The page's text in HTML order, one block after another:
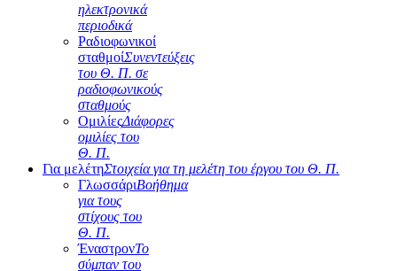
ηλεκτρονικά
περιοδικά
Ραδιοφωνικοί
σταθμοίΣυνεντεύξεις
του Θ. Π. σε
ραδιοφωνικούς
σταθμούς
ΟμιλίεςΔιάφορες
ομιλίες του
Θ. Π.
Για μελέτηΣτοιχεία για τη μελέτη του έργου του Θ. Π.
ΓλωσσάριΒοήθημα
για τους
στίχους του
Θ. Π.
ΈναστρονΤο
σύμπαν του